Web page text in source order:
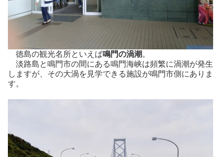
徳島の観光名所といえば鳴門の渦潮 。
淡路島と鳴門市の間にある鳴門海峡は頻繁に渦潮が発生
しますが、その大渦を見学できる施設が鳴門市側にありま
す。